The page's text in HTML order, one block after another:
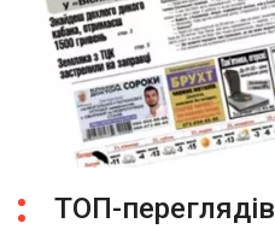
ТОП-переглядів